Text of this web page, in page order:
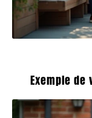
Exemple